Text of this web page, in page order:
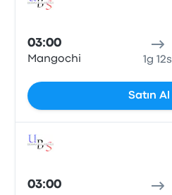
03:00
Mangochi 1g 12s
Satın Al
03:00